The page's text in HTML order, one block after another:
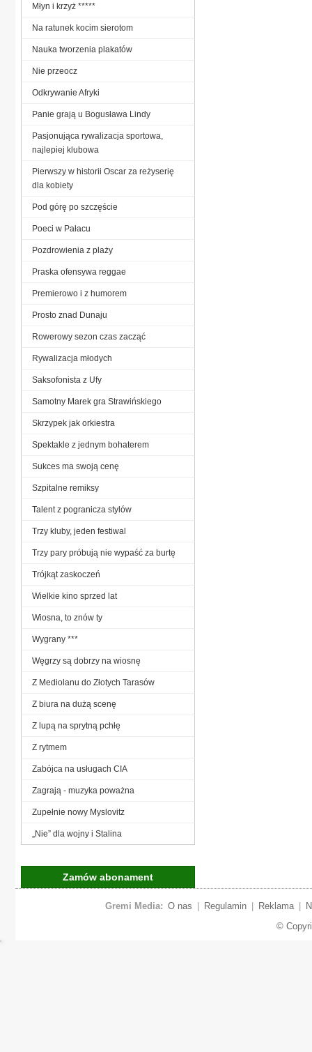
Młyn i krzyż *****
Na ratunek kocim sierotom
Nauka tworzenia plakatów
Nie przeocz
Odkrywanie Afryki
Panie grają u Bogusława Lindy
Pasjonująca rywalizacja sportowa,
najlepiej klubowa
Pierwszy w historii Oscar za reżyserię
dla kobiety
Pod górę po szczęście
Poeci w Pałacu
Pozdrowienia z plaży
Praska ofensywa reggae
Premierowo i z humorem
Prosto znad Dunaju
Rowerowy sezon czas zacząć
Rywalizacja młodych
Saksofonista z Ufy
Samotny Marek gra Strawińskiego
Skrzypek jak orkiestra
Spektakle z jednym bohaterem
Sukces ma swoją cenę
Szpitalne remiksy
Talent z pogranicza stylów
Trzy kluby, jeden festiwal
Trzy pary próbują nie wypaść za burtę
Trójkąt zaskoczeń
Wielkie kino sprzed lat
Wiosna, to znów ty
Wygrany ***
Węgrzy są dobrzy na wiosnę
Z Mediolanu do Złotych Tarasów
Z biura na dużą scenę
Z lupą na sprytną pchłę
Z rytmem
Zabójca na usługach CIA
Zagrają - muzyka poważna
Zupełnie nowy Myslovitz
„Nie” dla wojny i Stalina
Zamów abonament
Gremi Media: O nas Regulamin Reklama
©